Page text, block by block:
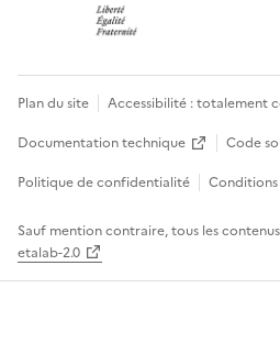
Plan du site Accessibilité : totalement
Documentation technique
Code
Politique de confidentialité
Conditions
Sauf mention contraire, tous les
etalab-2.0